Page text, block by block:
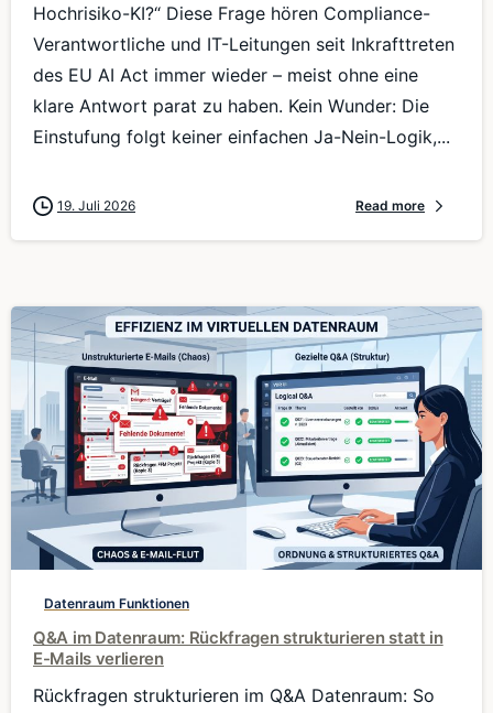
Hochrisiko-KI?“ Diese Frage hören Compliance-
Verantwortliche und IT-Leitungen seit Inkrafttreten
des EU AI Act immer wieder – meist ohne eine
klare Antwort parat zu haben. Kein Wunder: Die
Einstufung folgt keiner einfachen Ja-Nein-Logik,...
19. Juli 2026 Read more
0
Datenraum Funktionen
Q&A im Datenraum: Rückfragen strukturieren statt in
E-Mails verlieren
Rückfragen strukturieren im Q&A Datenraum: So